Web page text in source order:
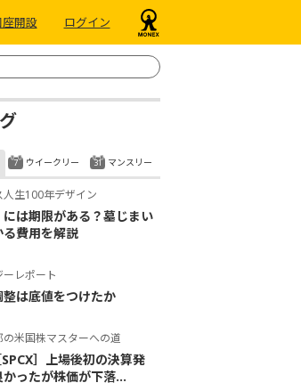
座開設 ログイン
人生100年デザイン
には期限がある？墓じまい
費用を解説
レポート
は底値をつけたか
の米国株マスターへの道
］上場後初の決算発
ったが株価が下落...
ウイークリー マンスリー